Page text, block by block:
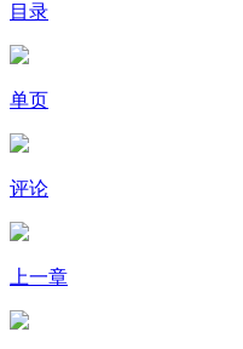
目录
单页
评论
上一章